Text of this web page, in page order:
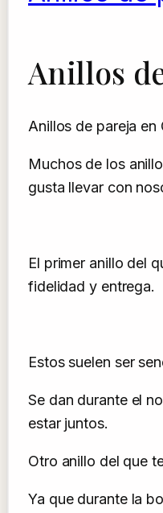
Anillos
Anillos de pareja
Muchos de los
gusta llevar con
El primer anillo del
fidelidad y entrega.
Estos suelen ser
Se dan durante el
estar juntos.
Otro anillo del que
Ya que durante la